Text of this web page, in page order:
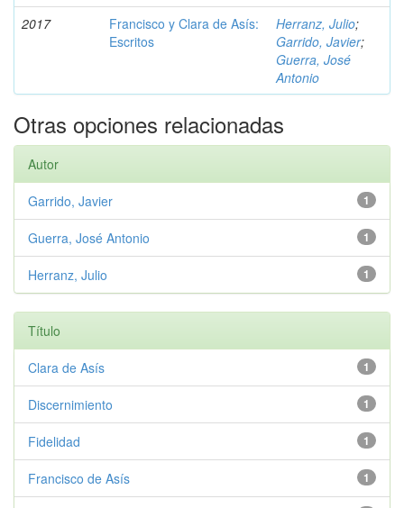
2017
Francisco y Clara de Asís:
Escritos
Herranz, Julio;
Garrido, Javier;
Guerra, José
Antonio
Otras opciones relacionadas
Autor
1
Garrido, Javier
1
Guerra, José Antonio
1
Herranz, Julio
Título
1
Clara de Asís
1
Discernimiento
1
Fidelidad
1
Francisco de Asís